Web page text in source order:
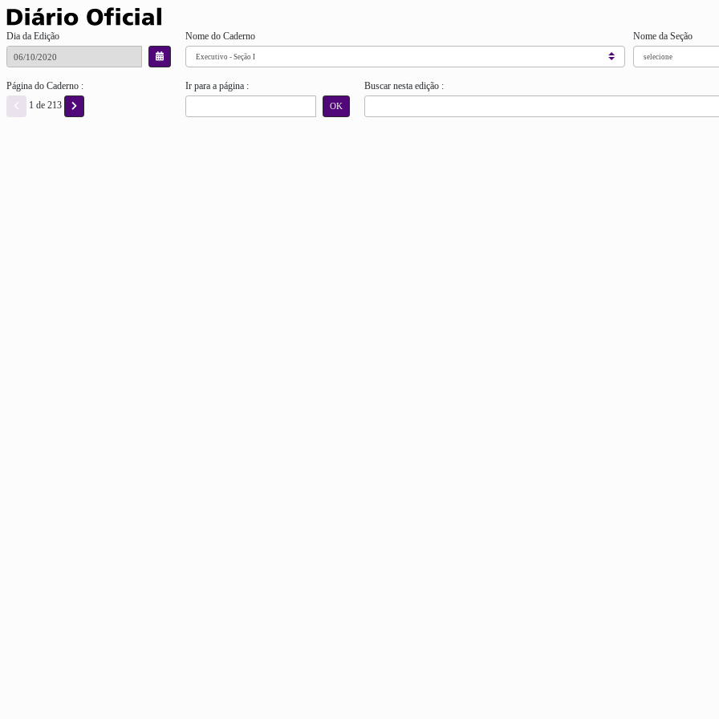
Dia da Edição Nome do Caderno Nome da Seção
Página do Caderno :
1 de 213
Ir para a página :
OK
Buscar nesta edição :